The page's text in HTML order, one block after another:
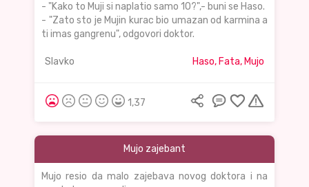
- "Kako to Muji si naplatio samo 10?",- buni se Haso.
- "Zato sto je Mujin kurac bio umazan od karmina a
ti imas gangrenu", odgovori doktor.
Slavko Haso, Fata, Mujo
1,37
Mujo zajebant
Mujo resio da malo zajebava novog doktora i na